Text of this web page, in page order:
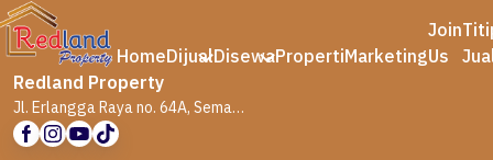
HomeDijualDisewaPropertiMarketing
Join
Us
Redland Property
Jl. Erlangga Raya no. 64A, Semarang